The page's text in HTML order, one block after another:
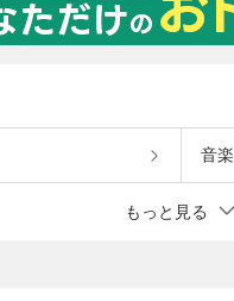
音楽
もっと見る